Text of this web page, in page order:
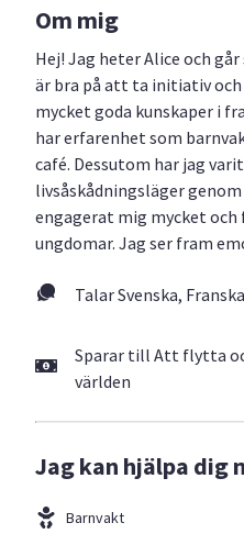
Om mig
Hej! Jag heter Alice och
är bra på att ta initiativ och
mycket goda kunskaper i
har erfarenhet som
café. Dessutom har jag
livsåskådningsläger
engagerat mig mycket
ungdomar. Jag ser fram
Talar Svenska,
Sparar till Att flytta
världen
Jag kan hjälpa dig
Barnvakt